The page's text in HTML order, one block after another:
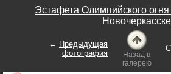
Эстафета Олимпийского
Новочеркасске
← Предыдущая
фотография
Назад в
галерею